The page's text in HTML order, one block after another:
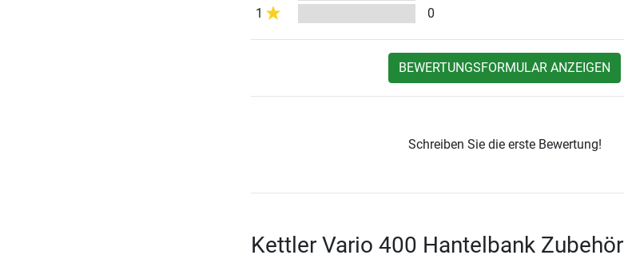
1
0
BEWERTUNGSFORMULAR ANZEIGEN
Schreiben Sie die erste Bewertung!
Kettler Vario 400 Hantelbank Zubehör